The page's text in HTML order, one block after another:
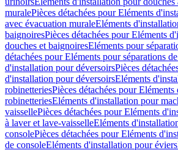
muralePièces détachées pour Eléments
avec évacuation muraleEléments
baignoiresPièces détachées pour Eléments
douches et baignoiresEléments pour
détachées pour Eléments pour séparations
d'installation pour déversoirsPièces
d'installation pour déversoirsEléments
robinetteriesPièces détachées pour
robinetteriesEléments d'installation pour
vaissellePièces détachées pour Eléments
à laver et lave-vaisselleEléments
consolePièces détachées pour Eléments
de consoleEléments d'installation pour éviers